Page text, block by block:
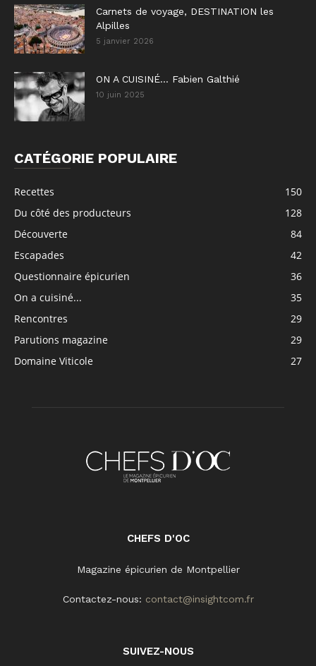
Carnets de voyage, DESTINATION les
Alpilles
5 janvier 2026
ON A CUISINÉ… Fabien Galthié
10 juin 2025
CATÉGORIE POPULAIRE
Recettes
150
Du côté des producteurs
128
Découverte
84
Escapades
42
Questionnaire épicurien
36
On a cuisiné...
35
Rencontres
29
Parutions magazine
29
Domaine Viticole
27
CHEFS D'OC
Magazine épicurien de Montpellier
Contactez-nous: contact@insightcom.fr
SUIVEZ-NOUS